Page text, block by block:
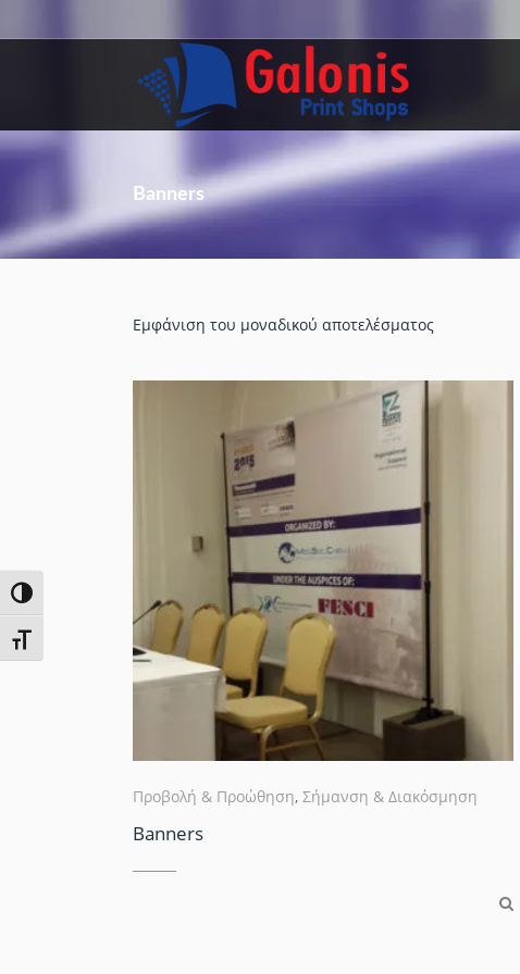
Εναλλαγή Υψηλής Αντίθεσης
Εναλλαγή Μεγέθους Γραμμάτων
Banners
Εμφάνιση του μοναδικού αποτελέσματος
Προβολή & Προώθηση, Σήμανση & Διακόσμηση
Banners